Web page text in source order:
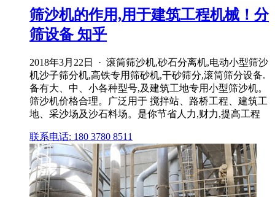
筛沙机的作用,用于建筑工程机械！分
筛设备 知乎
2018年3月22日 · 滚筒筛沙机,砂石分离机,电动小型筛沙
机沙子筛分机,高铁专用筛砂机,干砂筛分,滚筒筛分设备.
备有大、中、小各种型号,及建筑工地专用小型筛沙机。
筛沙机价格合理。广泛用于 搅拌站、路桥工程、建筑工
地、采沙场及沙石料场。是你节省人力,财力,提高工程
联系电话: 180 3780 8511